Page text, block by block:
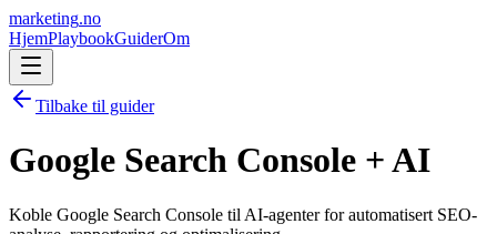
marketing.no
HjemPlaybookGuiderOm
Tilbake til guider
Google Search Console + AI
Koble Google Search Console til AI-agenter for automatisert SEO-